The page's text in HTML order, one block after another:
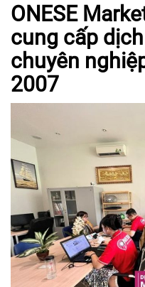
ONESE
cung cấp
chuyên
2007